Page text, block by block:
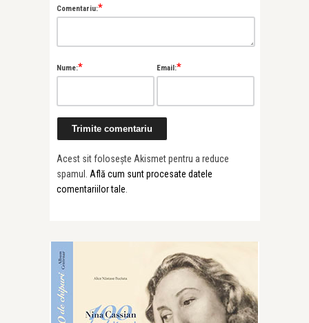
Comentariu:*
Nume:* Email:*
Acest sit folosește Akismet pentru a reduce
spamul. Află cum sunt procesate datele
comentariilor tale